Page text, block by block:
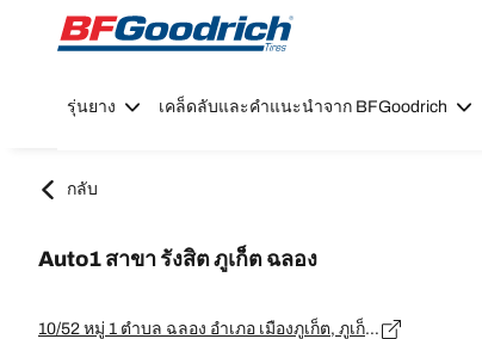
Go to page content
Go to page navigation
รุ่นยาง เคล็ดลับและคำแนะนำจาก BFGoodrich
กลับ
Auto1 สาขา รังสิต ภูเก็ต ฉลอง
10/52 หมู่ 1 ตำบล ฉลอง อำเภอ เมืองภูเก็ต, ภูเก็ต - 83130